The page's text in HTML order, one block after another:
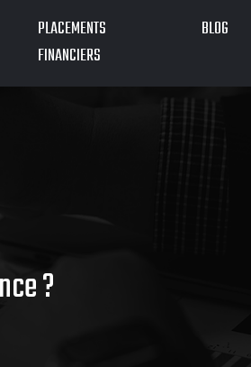
PLACEMENTS
FINANCIERS
BLOG
?